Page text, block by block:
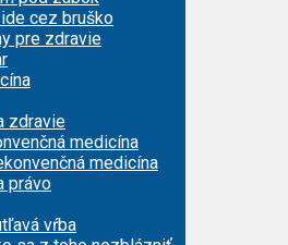
cez bruško
pre zdravie
zdravie
medicína
medicína
právo
vŕba